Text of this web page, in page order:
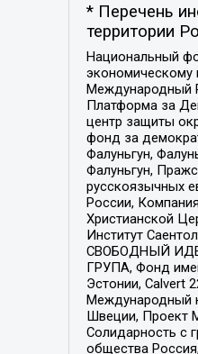
* Перечень
территории
Национальный
экономическому
Международный
Платформа за
центр защиты
фонд за
Фалуньгун,
Фалуньгун,
русскоязычных
России,
Христианской
Институт
СВОБОДНЫЙ
ГРУПА, Фонд
Эстонии, Calvert
Международный
Швеции, Проект
Солидарность с
общества